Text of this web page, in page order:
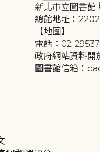
新北市立圖書館
總館地址：
【地圖】
電話：02-
政府網站資料開
圖書館信箱：